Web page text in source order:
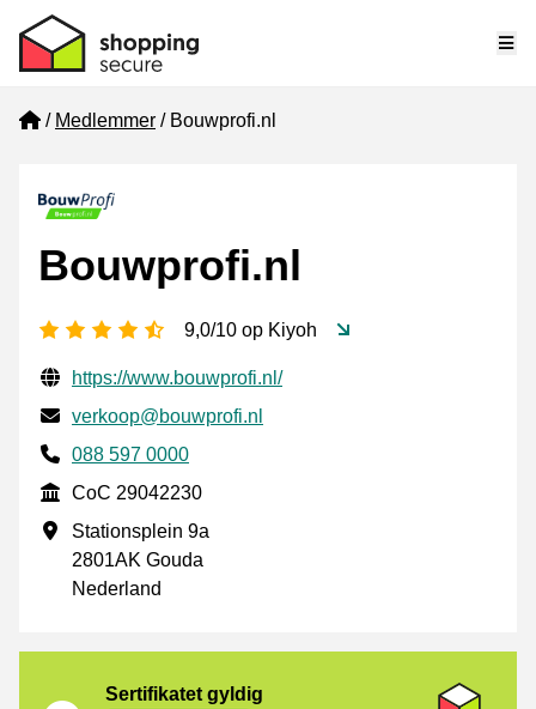
Home
Medlemmer Bouwprofi.nl
Bouwprofi.nl
[_General:NumberOfStarsPluralFormat]
9,0/10 op Kiyoh
Verifisert kontaktinformasjon
Website URL
https://www.bouwprofi.nl/
E-post
verkoop@bouwprofi.nl
Phone number
088 597 0000
CoC
CoC 29042230
Forretningsadresse
Stationsplein 9a
2801AK Gouda
Nederland
Sertifikatet gyldig